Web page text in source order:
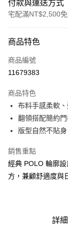
付款與運送方式
宅配滿NT$2,500
信用卡一次付款
LINE Pay
運送方式
宅配
商品特色
商品編號
11679383
商品特色
布料手感柔軟
翻領搭配簡約
版型自然不貼
銷售重點
經典 POLO 輪廓
方，兼顧舒適度與
詳